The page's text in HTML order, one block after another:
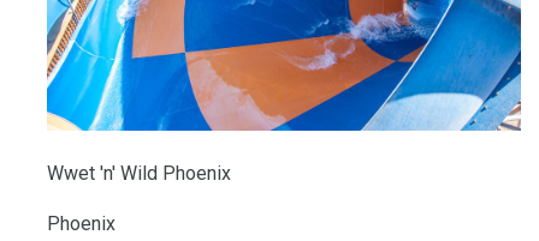
Wwet 'n' Wild Phoenix
Phoenix